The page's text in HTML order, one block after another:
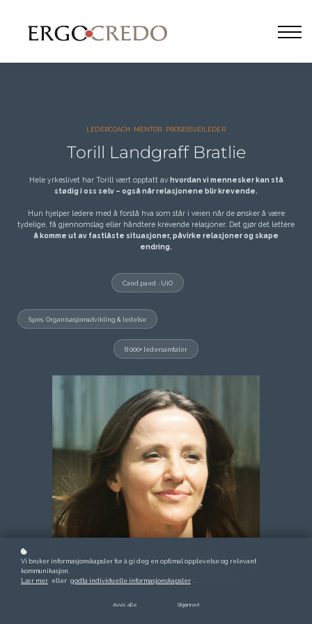
Om oss
LEDERCOACH · MENTOR · PROSESSVEILEDER
Torill Landgraff Bratlie
Hele yrkeslivet har Torill vært opptatt av hvordan vi mennesker kan stå
stødig i oss selv – også når relasjonene blir krevende.
Hun hjelper ledere med å forstå hva som står i veien når de ønsker å være
tydelige, få gjennomslag eller håndtere krevende relasjoner. Det gjør det lettere
å komme ut av fastlåste situasjoner, påvirke relasjoner og skape
endring.
Cand.paed. · UiO
Spes. Organisasjonsutvikling & ledelse
8 000+ ledersamtaler
Vi bruker informasjonskapsler for å gi deg en optimal opplevelse og relevant
kommunikasjon.
Lær mer eller godta individuelle informasjonskapsler .
Avvis alle Skjønner!